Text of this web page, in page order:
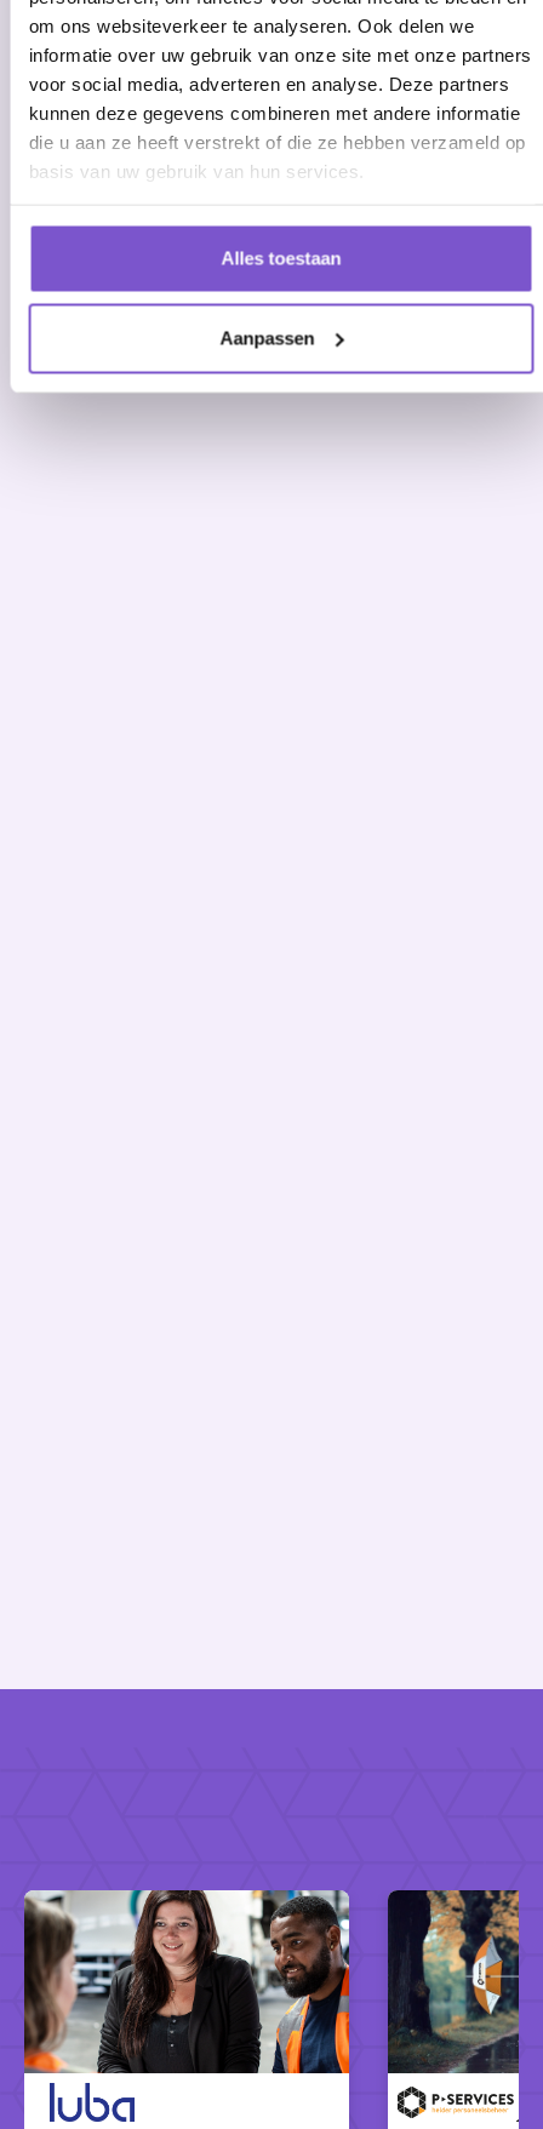
om ons websiteverkeer te analyseren. Ook delen we
informatie over uw gebruik van onze site met onze partners
voor social media, adverteren en analyse. Deze partners
kunnen deze gegevens combineren met andere informatie
die u aan ze heeft verstrekt of die ze hebben verzameld op
basis van uw gebruik van hun services.
Alles toestaan
Aanpassen
Luba P-services